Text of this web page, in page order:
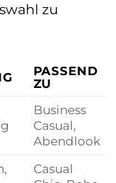
zu
PASSEND
ZU
Business
Casual,
Abendlook
Casual